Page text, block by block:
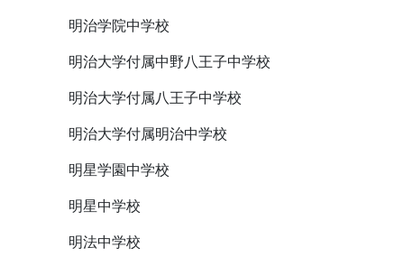
明治学院中学校
明治大学付属中野八王子中学校
明治大学付属八王子中学校
明治大学付属明治中学校
明星学園中学校
明星中学校
明法中学校